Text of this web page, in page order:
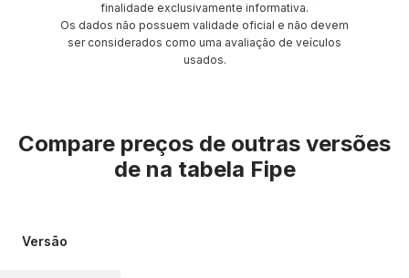
finalidade exclusivamente informativa.
Os dados não possuem validade oficial e não devem
ser considerados como uma avaliação de veículos
usados.
Compare preços de outras versões
de na tabela Fipe
Versão